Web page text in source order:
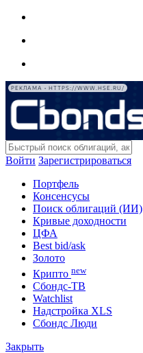
РЕКЛАМА • HTTPS://WWW.HSE.RU/
Войти Зарегистрироваться
Портфель
Консенсусы
Поиск облигаций (ИИ)
Кривые доходности
ЦФА
Best bid/ask
Золото
Крипто new
Сбондс-ТВ
Watchlist
Надстройка XLS
Сбондс Люди
Закрыть